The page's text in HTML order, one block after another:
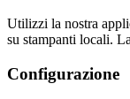
Utilizzi la nostra
su stampanti locali.
Configurazione